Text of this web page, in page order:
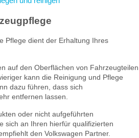
Pflege dient der Erhaltung Ihres
auf den Oberflächen von Fahrzeugteilen
kann die Reinigung und Pflege
dazu führen, dass sich
entfernen lassen.
oder nicht aufgeführten
sich an Ihren hierfür qualifizierten
den Volkswagen Partner.